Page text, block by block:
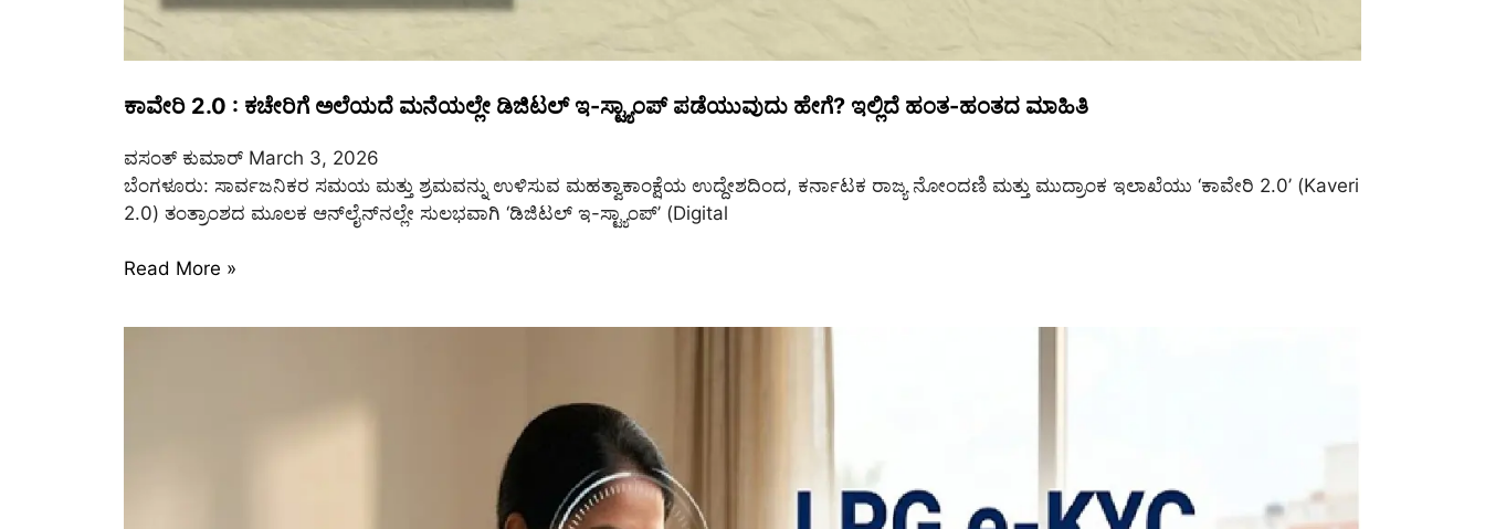
ಕಾವೇರಿ 2.0 : ಕಚೇರಿಗೆ ಅಲೆಯದೆ ಮನೆಯಲ್ಲೇ ಡಿಜಿಟಲ್ ಇ-ಸ್ಟ್ಯಾಂಪ್ ಪಡೆಯುವುದು ಹೇಗೆ? ಇಲ್ಲಿದೆ ಹಂತ-ಹಂತದ ಮಾಹಿತಿ
ವಸಂತ್‌ ಕುಮಾರ್‌ March 3, 2026
ಬೆಂಗಳೂರು: ಸಾರ್ವಜನಿಕರ ಸಮಯ ಮತ್ತು ಶ್ರಮವನ್ನು ಉಳಿಸುವ ಮಹತ್ವಾಕಾಂಕ್ಷೆಯ ಉದ್ದೇಶದಿಂದ, ಕರ್ನಾಟಕ ರಾಜ್ಯ ನೋಂದಣಿ ಮತ್ತು ಮುದ್ರಾಂಕ ಇಲಾಖೆಯು ‘ಕಾವೇರಿ 2.0’ (Kaveri
2.0) ತಂತ್ರಾಂಶದ ಮೂಲಕ ಆನ್‌ಲೈನ್‌ನಲ್ಲೇ ಸುಲಭವಾಗಿ ‘ಡಿಜಿಟಲ್ ಇ-ಸ್ಟ್ಯಾಂಪ್’ (Digital
Read More »